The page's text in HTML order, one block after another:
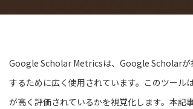
Google Scholar Metricsは、Google Scholarが
するために広く使用されています。このツー
が高く評価されているかを視覚化します。本